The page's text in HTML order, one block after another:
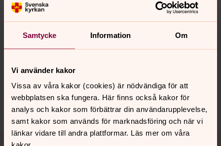
Samtycke Information Om
Vi använder kakor
Vissa av våra kakor (cookies) är nödvändiga för att
webbplatsen ska fungera. Här finns också kakor för
analys och kakor som förbättrar din användarupplevelse,
samt kakor som används för marknadsföring och när vi
länkar vidare till andra plattformar. Läs mer om våra
Senast ändrad 20 november 2024
Synpunkter eller frågor på sidans
innehåll?
goteborg.stift@svenskakyrkan.se
Dela
Tillbaka till toppen
Tillbaka till innehållet